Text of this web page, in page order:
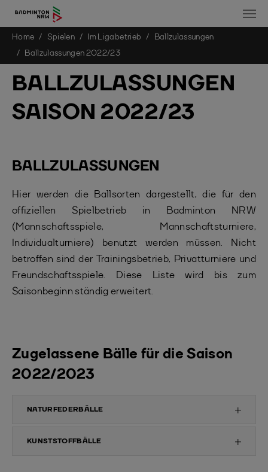
Skip to main content
You are here:
Home Spielen Im Ligabetrieb
Ballzulassungen
Ballzulassungen 2022/23
BALLZULASSUNGEN
SAISON 2022/23
BALLZULASSUNGEN
Hier werden die Ballsorten dargestellt, die für den
offiziellen Spielbetrieb in Badminton NRW
(Mannschaftsspiele, Mannschaftsturniere,
Individualturniere) benutzt werden müssen. Nicht
betroffen sind der Trainingsbetrieb, Privatturniere und
Freundschaftsspiele. Diese Liste wird bis zum
Saisonbeginn ständig erweitert.
Zugelassene Bälle für die Saison
2022/2023
NATURFEDERBÄLLE
KUNSTSTOFFBÄLLE